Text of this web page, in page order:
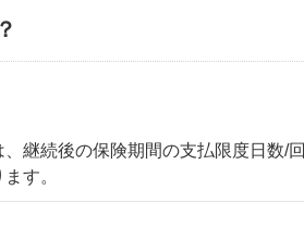
継続後の保険期間の支払限度日数/回
す。